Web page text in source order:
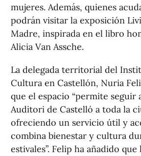
mujeres. Además, quienes
podrán visitar la exposición
Madre, inspirada en el libro
Alicia Van Assche.
La delegada territorial del
Cultura en Castellón, Nuria
que el espacio “permite seguir
Auditori de Castelló a toda la
ofreciendo un servicio útil y
combina bienestar y cultura
estivales”. Felip ha añadido que